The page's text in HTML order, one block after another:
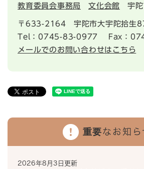
教育委員会事務局 文化会館 宇
〒633-2164
宇陀市大宇陀拾生
Tel：0745-83-0977
Fax：
メールでのお問い合わせはこちら
重要なお知ら
2026年8月3日更新